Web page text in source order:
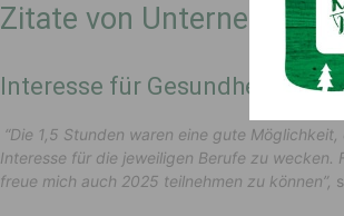
Zitate von Unternehmen
Interesse für Gesundheits-
“Die 1,5 Stunden waren eine gute
Interesse für die jeweiligen Berufe zu
freue mich auch 2025 teilnehmen zu können”,